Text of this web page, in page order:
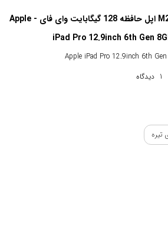
آیپد پرو 12.9 اینچ M2 2022 اپل حافظه 128 گیگابایت وای فای - Apple
iPad Pro 12.9inch 6th Gen
Apple iPad Pro 12.9inch 6th
1 دیدگاه
تیره